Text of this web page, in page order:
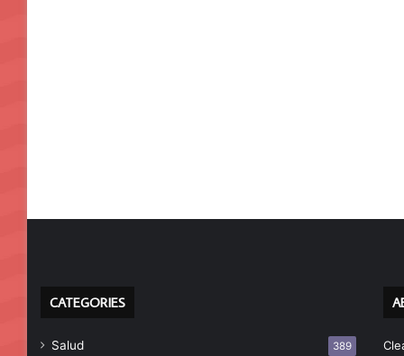
CATEGORIES
Salud 389